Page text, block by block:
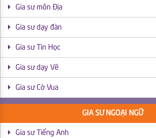
Gia sư môn Địa
Gia sư dạy đàn
Gia sư Tin Học
Gia sư dạy Vẽ
Gia sư Cờ Vua
GIA SƯ NGOẠI NGỮ
Gia sư Tiếng Anh